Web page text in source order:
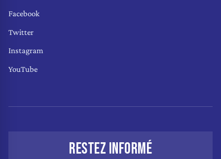
Facebook
Twitter
Instagram
YouTube
RESTEZ INFORMÉ